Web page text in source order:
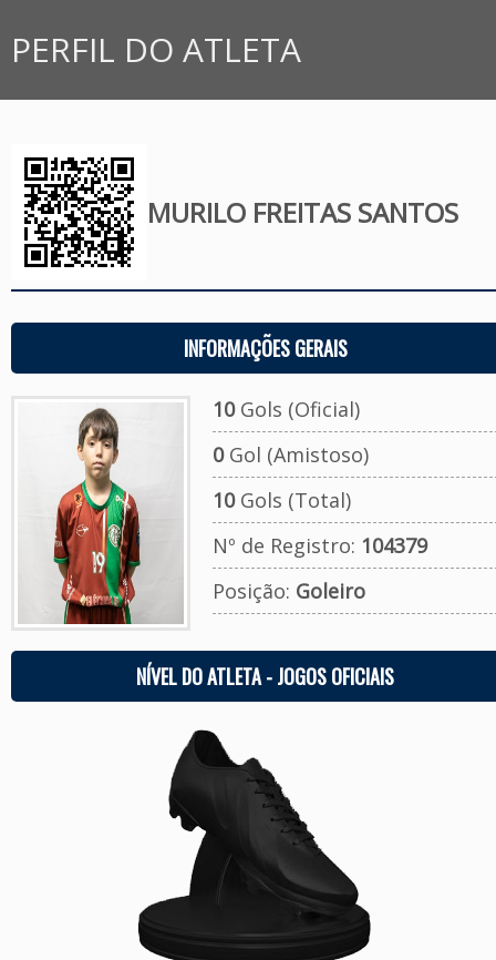
PERFIL DO ATLETA
MURILO FREITAS SANTOS
INFORMAÇÕES GERAIS
10Gols (Oficial)
0Gol (Amistoso)
10Gols (Total)
Nº de Registro: 104379
Posição: Goleiro
NÍVEL DO ATLETA - JOGOS OFICIAIS